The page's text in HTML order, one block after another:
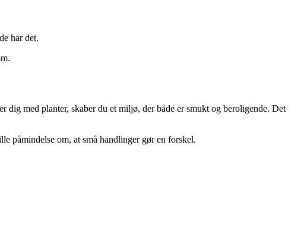
har det.
med planter, skaber du et miljø, der både er smukt og beroligende. Det
påmindelse om, at små handlinger gør en forskel.